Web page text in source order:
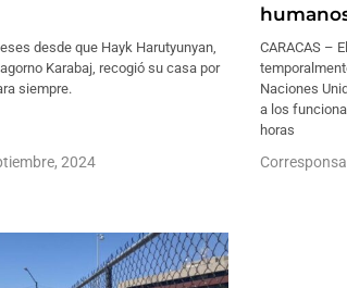
desde que Hayk Harutyunyan,
Karabaj, recogió su casa por
siempre.
2024
CARACAS –
Naciones
a los
horas